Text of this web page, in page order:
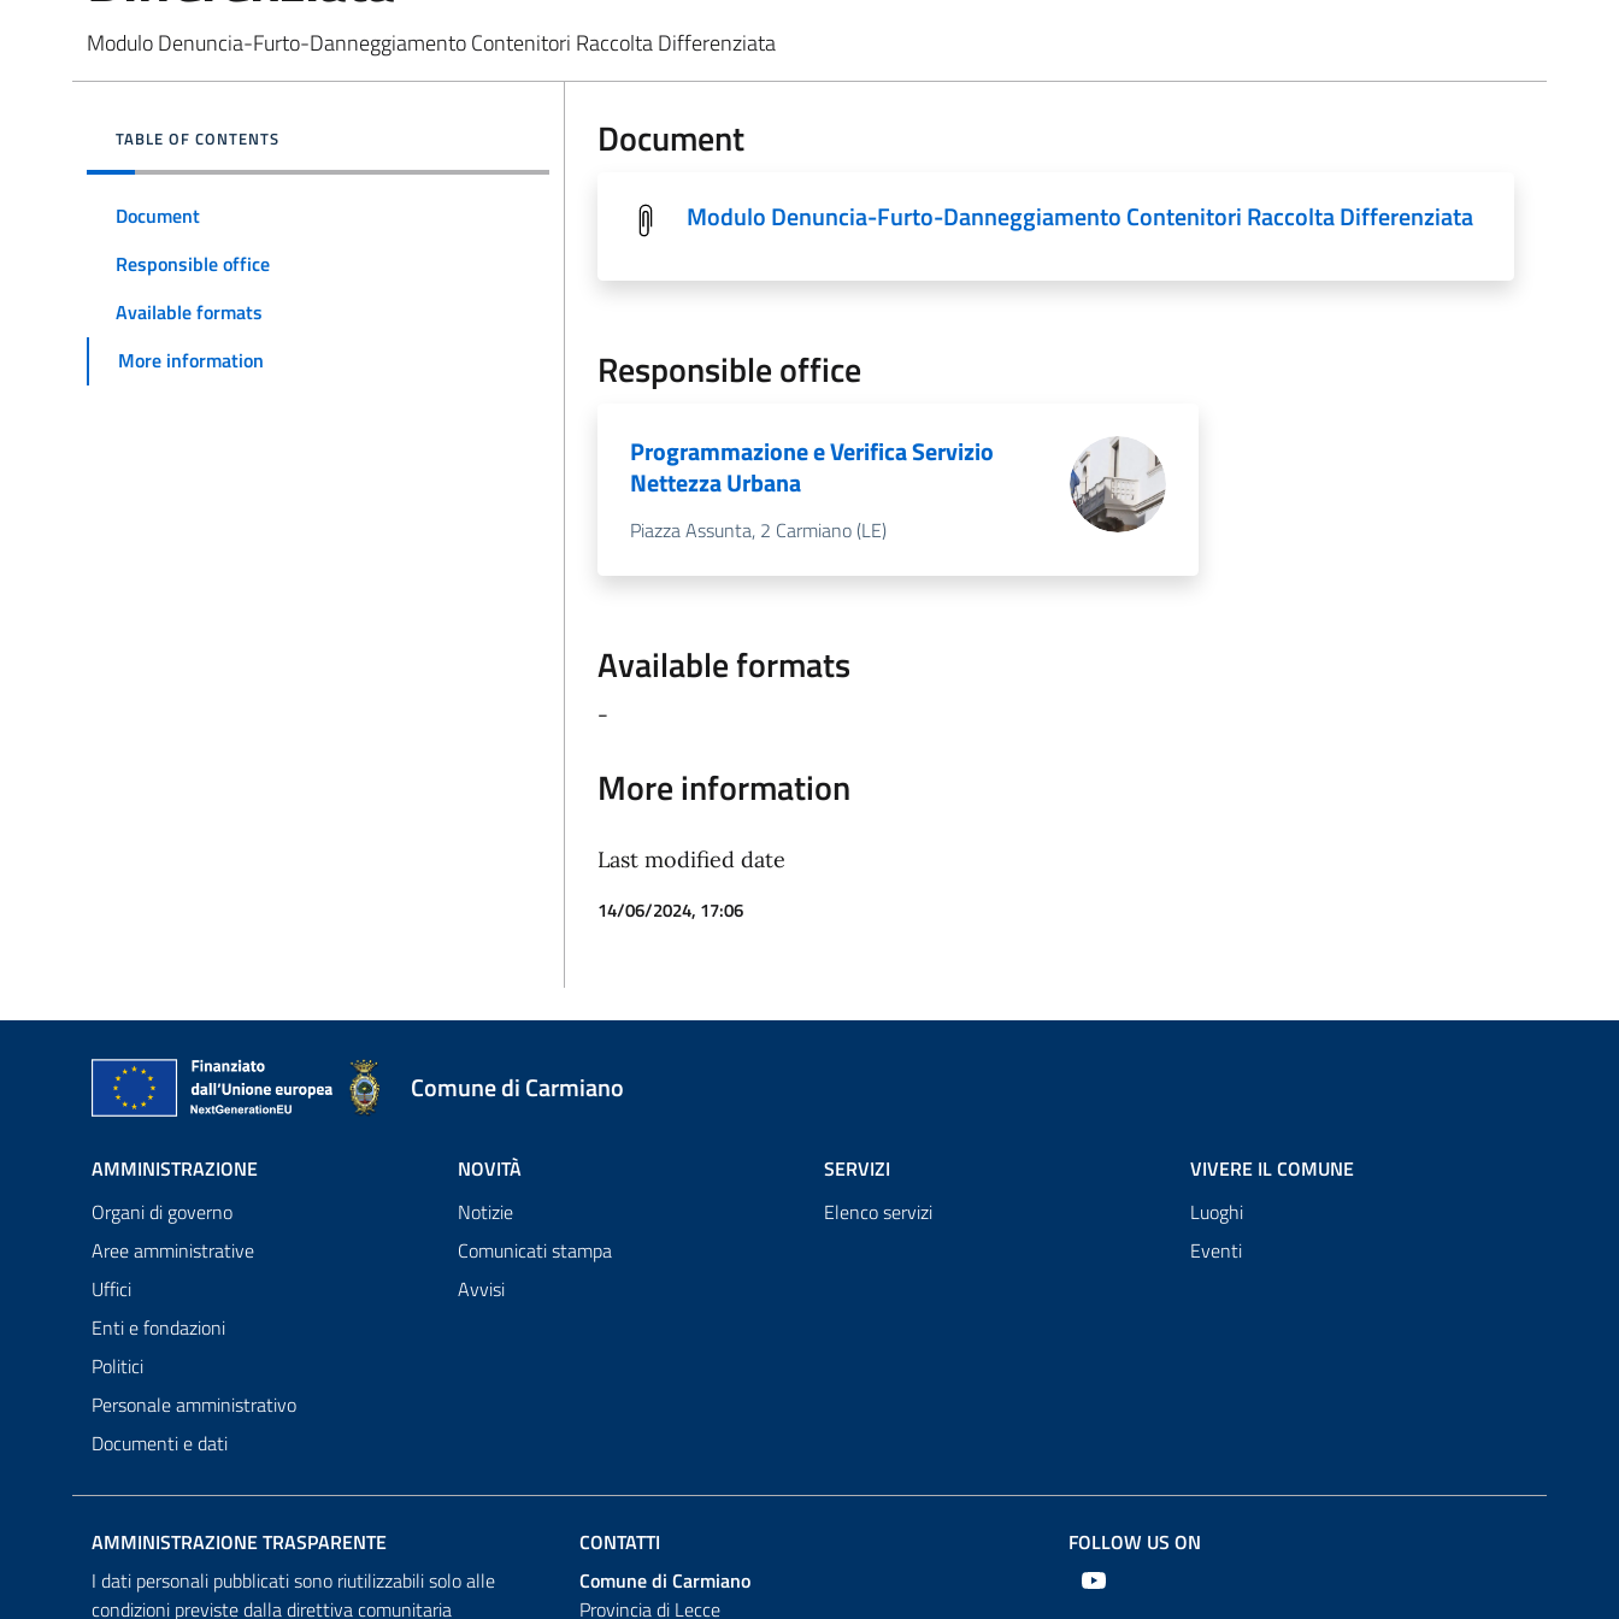
Modulo Denuncia-Furto-Danneggiamento Contenitori Raccolta Differenziata
TABLE OF CONTENTS
Document
Responsible office
Available formats
More information
Document
Modulo Denuncia-Furto-Danneggiamento Contenitori Raccolta Differenziata
Responsible office
Programmazione e Verifica Servizio
Nettezza Urbana
Piazza Assunta, 2 Carmiano (LE)
Available formats
-
More information
Last modified date
14/06/2024, 17:06
Comune di Carmiano
AMMINISTRAZIONE
Organi di governo
Aree amministrative
Uffici
Enti e fondazioni
Politici
Personale amministrativo
Documenti e dati
NOVITÀ
Notizie
Comunicati stampa
Avvisi
SERVIZI
Elenco servizi
VIVERE IL COMUNE
Luoghi
Eventi
AMMINISTRAZIONE TRASPARENTE
I dati personali pubblicati sono riutilizzabili solo alle
condizioni previste dalla direttiva comunitaria
CONTATTI
Comune di Carmiano
Provincia di Lecce
FOLLOW US ON